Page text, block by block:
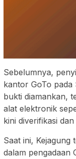
Sebelumnya,
kantor GoTo pada
bukti diamankan,
alat elektronik
kini diverifikasi
Saat ini, Kejagung
dalam pengadaan